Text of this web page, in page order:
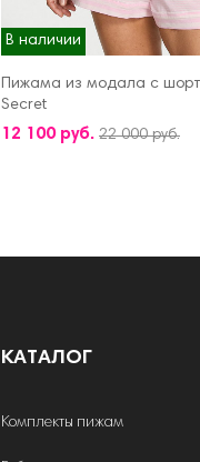
В наличии
Пижама из модала с
Secret
12 100 руб. 22 000 руб.
КАТАЛОГ
Комплекты пижам